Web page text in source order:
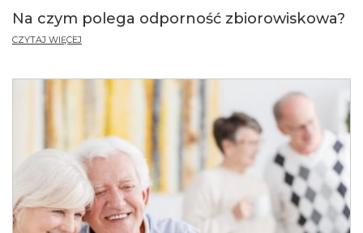
Na czym polega odporność zbiorowiskowa?
CZYTAJ WIĘCEJ